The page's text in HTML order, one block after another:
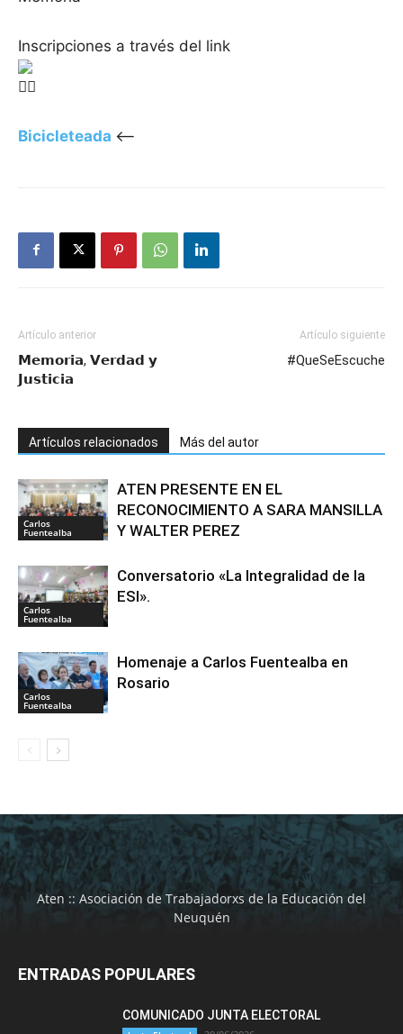
Inscripciones a través del link
Bicicleteada <–
Artículo anterior
𝗠𝗲𝗺𝗼𝗿𝗶𝗮, 𝗩𝗲𝗿𝗱𝗮𝗱 𝘆
𝗝𝘂𝘀𝘁𝗶𝗰𝗶𝗮
Artículo siguiente
#QueSeEscuche
Artículos relacionados Más del autor
Carlos
Fuentealba
ATEN PRESENTE EN EL
RECONOCIMIENTO A SARA MANSILLA
Y WALTER PEREZ
Carlos
Fuentealba
Conversatorio «La Integralidad de la
ESI».
Carlos
Fuentealba
Homenaje a Carlos Fuentealba en
Rosario
Aten :: Asociación de Trabajadorxs de la Educación del
Neuquén
ENTRADAS POPULARES
COMUNICADO JUNTA ELECTORAL